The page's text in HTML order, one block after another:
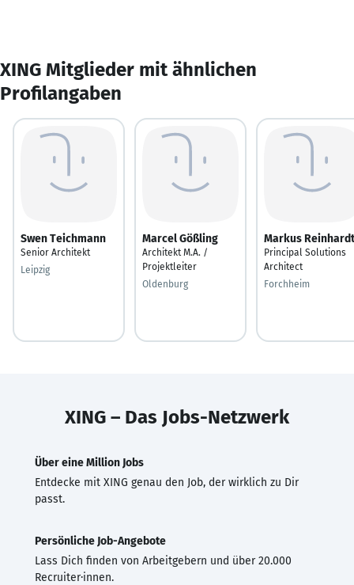
XING Mitglieder mit ähnlichen
Profilangaben
Swen Teichmann
Senior Architekt
Leipzig
Marcel Gößling
Architekt M.A. /
Projektleiter
Oldenburg
Markus Reinhardt
Principal Solutions
Architect
Forchheim
XING – Das Jobs-Netzwerk
Über eine Million Jobs
Entdecke mit XING genau den Job, der wirklich zu Dir
passt.
Persönliche Job-Angebote
Lass Dich finden von Arbeitgebern und über 20.000
Recruiter·innen.